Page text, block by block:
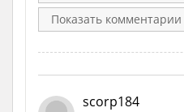
Показать комментарии
scorp184